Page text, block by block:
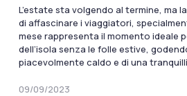
L’estate sta volgendo al termine, ma
di affascinare i viaggiatori,
mese rappresenta il momento ideale
dell’isola senza le folle estive,
piacevolmente caldo e di una
09/09/2023